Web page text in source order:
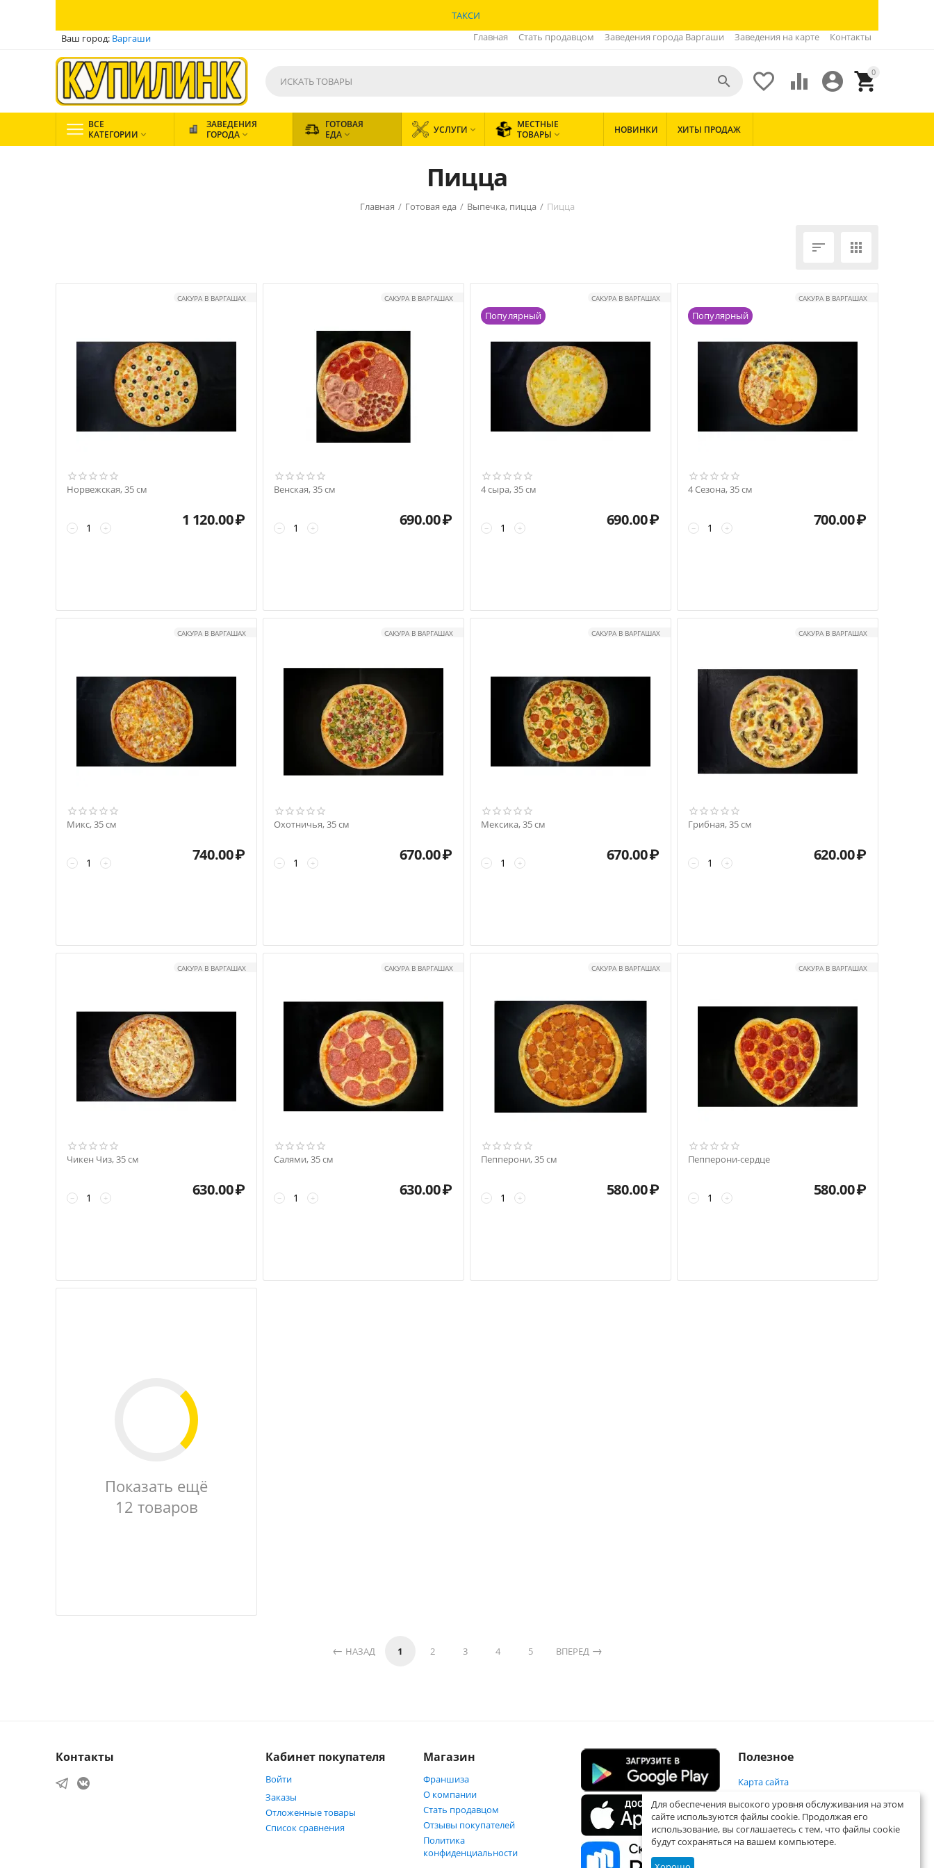
ТАКСИ
Ваш город: Варгаши Главная Стать продавцом Заведения города Варгаши Заведения на карте Контакты
0


 

ВСЕ
КАТЕГОРИИ 
ЗАВЕДЕНИЯ
ГОРОДА 
ГОТОВАЯ
ЕДА  УСЛУГИ 
МЕСТНЫЕ
ТОВАРЫ  НОВИНКИ ХИТЫ ПРОДАЖ
Пицца
Главная / Готовая еда / Выпечка, пицца / Пицца
 
САКУРА В ВАРГАШАХ
Норвежская, 35 см
+
− 1 120.00₽
САКУРА В ВАРГАШАХ
Венская, 35 см
+
− 690.00₽
САКУРА В ВАРГАШАХ
Популярный
4 сыра, 35 см
+
− 690.00₽
САКУРА В ВАРГАШАХ
Популярный
4 Сезона, 35 см
+
− 700.00₽
САКУРА В ВАРГАШАХ
Микс, 35 см
+
− 740.00₽
САКУРА В ВАРГАШАХ
Охотничья, 35 см
+
− 670.00₽
САКУРА В ВАРГАШАХ
Мексика, 35 см
+
− 670.00₽
САКУРА В ВАРГАШАХ
Грибная, 35 см
+
− 620.00₽
САКУРА В ВАРГАШАХ
Чикен Чиз, 35 см
+
− 630.00₽
САКУРА В ВАРГАШАХ
Салями, 35 см
+
− 630.00₽
САКУРА В ВАРГАШАХ
Пепперони, 35 см
+
− 580.00₽
САКУРА В ВАРГАШАХ
Пепперони-сердце
+
− 580.00₽
Показать ещё
12 товаров
НАЗАД 1 2 3 4 5 ВПЕРЕД
Контакты Кабинет покупателя
Войти
Заказы
Отложенные товары
Список сравнения
Магазин
Франшиза
О компании
Стать продавцом
Отзывы покупателей
Политика
конфиденциальности
Полезное
Карта сайта
Для обеспечения высокого уровня обслуживания на этом
сайте используются файлы cookie. Продолжая его
использование, вы соглашаетесь с тем, что файлы cookie
будут сохраняться на вашем компьютере.